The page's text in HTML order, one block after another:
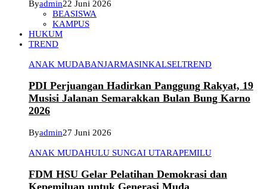
Byadmin22 Juni 2026
BEASISWA
KAMPUS
HUKUM
TREND
ANAK MUDABANJARMASINKALSELTREND
PDI Perjuangan Hadirkan Panggung Rakyat, 19
Musisi Jalanan Semarakkan Bulan Bung Karno
2026
Byadmin27 Juni 2026
ANAK MUDAHULU SUNGAI UTARAPEMILU
FDM HSU Gelar Pelatihan Demokrasi dan